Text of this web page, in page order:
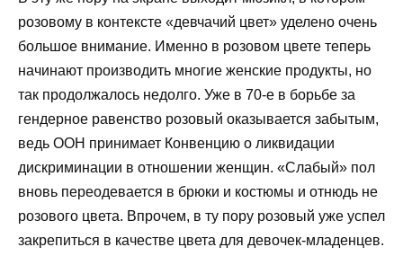
розовому в контексте «девчачий цвет» уделено очень
большое внимание. Именно в розовом цвете теперь
начинают производить многие женские продукты, но
так продолжалось недолго. Уже в 70-е в борьбе за
гендерное равенство розовый оказывается забытым,
ведь ООН принимает Конвенцию о ликвидации
дискриминации в отношении женщин. «Слабый» пол
вновь переодевается в брюки и костюмы и отнюдь не
розового цвета. Впрочем, в ту пору розовый уже успел
закрепиться в качестве цвета для девочек-младенцев.